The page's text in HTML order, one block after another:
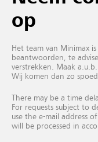
op
Het team van Minimax
beantwoorden, te
verstrekken. Maak
Wij komen dan zo
There may be a time
For requests subject to
use the e-mail address
will be processed in